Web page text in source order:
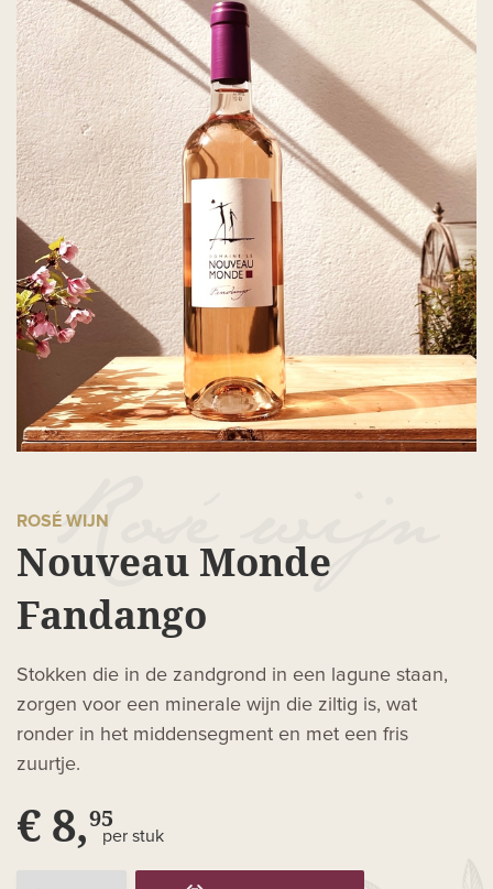
ROSÉ WIJN
Nouveau Monde
Fandango
Stokken die in de zandgrond in een lagune staan,
zorgen voor een minerale wijn die ziltig is, wat
ronder in het middensegment en met een fris
zuurtje.
€ 8,95
per stuk